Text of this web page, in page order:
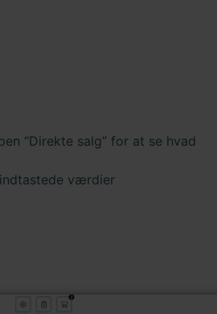
“Direkte salg” for at se hvad
værdier